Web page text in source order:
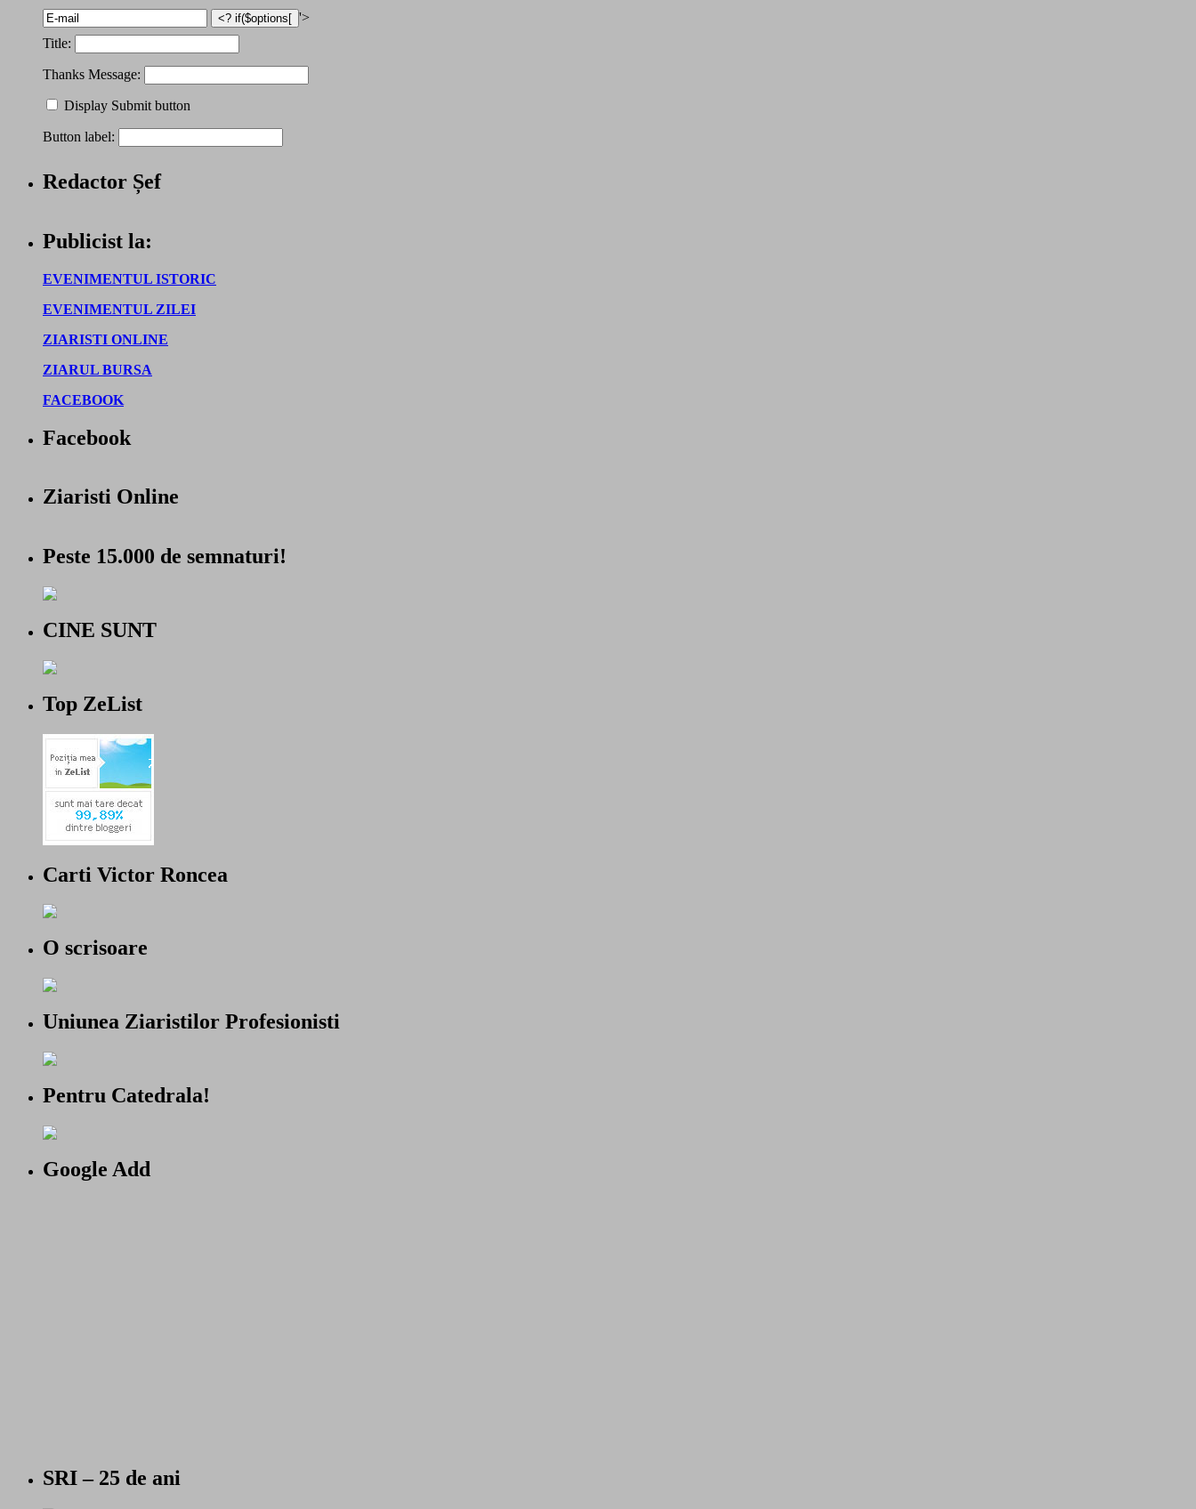
'>
Title:
Thanks Message:
Display Submit button
Button label:
Redactor Șef
Publicist la:
EVENIMENTUL ISTORIC
EVENIMENTUL ZILEI
ZIARISTI ONLINE
ZIARUL BURSA
FACEBOOK
Facebook
Ziaristi Online
Peste 15.000 de semnaturi!
CINE SUNT
Top ZeList
Carti Victor Roncea
O scrisoare
Uniunea Ziaristilor Profesionisti
Pentru Catedrala!
Google Add
SRI – 25 de ani